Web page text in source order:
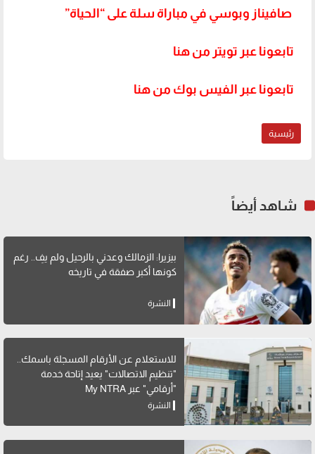
صافيناز وبوسي في مباراة سلة على “الحياة”
تابعونا عبر تويتر من هنا
تابعونا عبر الفيس بوك من هنا
رئيسية
شاهد أيضاً
بيزيرا: الزمالك وعدني بالرحيل ولم يفِ.. رغم
كونها أكبر صفقة في تاريخه
النشرة
للاستعلام عن الأرقام المسجلة باسمك..
"تنظيم الاتصالات" يعيد إتاحة خدمة
"أرقامي" عبر My NTRA
النشرة